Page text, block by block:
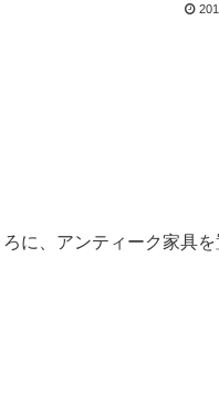
に、アンティーク家具を